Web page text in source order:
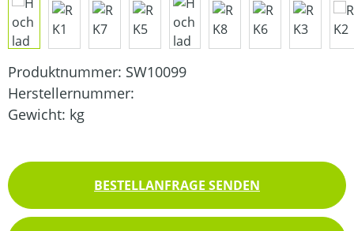
Produktnummer: SW10099
Herstellernummer:
Gewicht: kg
BESTELLANFRAGE SENDEN